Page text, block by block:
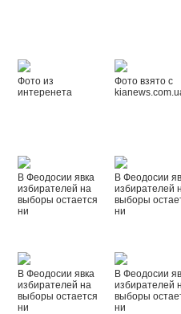
Фото из
интеренета
Фото взято с
В Феодосии явка
избирателей на
выборы остается
ни
В Феодосии
избирателей
выборы
ни
В Феодосии явка
избирателей на
выборы остается
ни
В Феодосии
избирателей
выборы
ни